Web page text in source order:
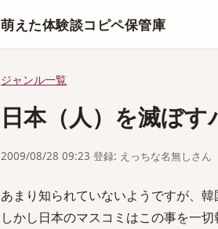
萌えた体験談コピペ保管庫
ジャンル一覧
日本（人）を滅ぼ
2009/08/28 09:23 登録: えっちな名無しさん
あまり知られていないようですが、
しかし日本のマスコミはこの事を一切